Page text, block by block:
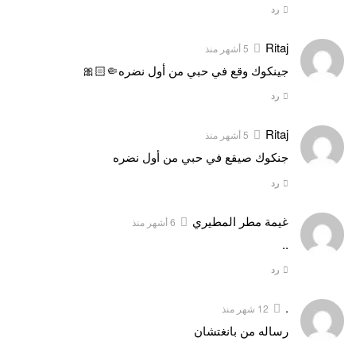
رد
Ritaj 5 أشهر منذ
جينكوك وقع في حبي من أول نضره🤏🏻🎀
رد
Ritaj 5 أشهر منذ
جنكوك صيقع في حبي من أول نضره
رد
غيمة مطر المطيري 6 أشهر منذ
..
رد
. 12 شهر منذ
رساله من بانغتشان